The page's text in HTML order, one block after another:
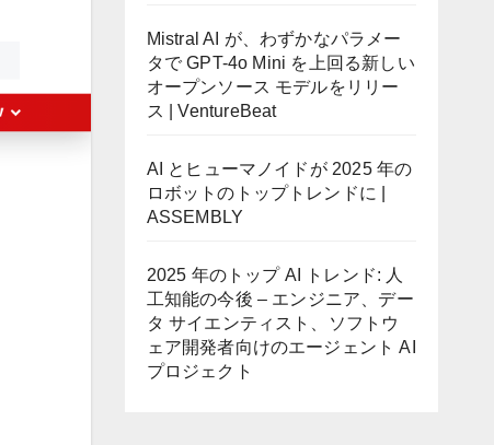
Mistral AI が、わずかなパラメー
タで GPT-4o Mini を上回る新しい
オープンソース モデルをリリー
ス | VentureBeat
AI とヒューマノイドが 2025 年の
ロボットのトップトレンドに |
ASSEMBLY
2025 年のトップ AI トレンド: 人
工知能の今後 – エンジニア、デー
タ サイエンティスト、ソフトウ
ェア開発者向けのエージェント AI
プロジェクト